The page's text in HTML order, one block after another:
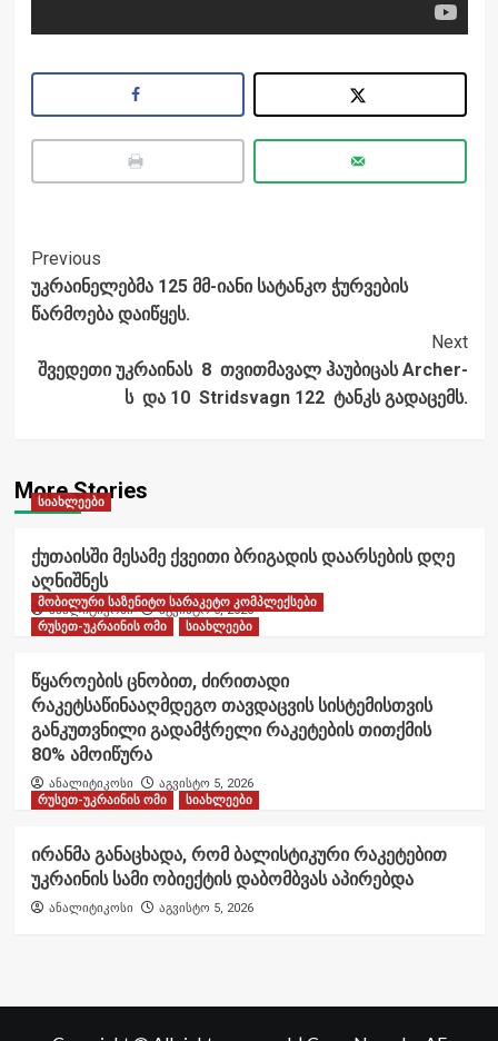
Post
Navigation
Previous
უკრაინელებმა 125 მმ-იანი სატანკო ჭურვების
წარმოება დაიწყეს.
Next
შვედეთი უკრაინას 8 თვითმავალ ჰაუბიცას Archer-
ს და 10 Stridsvagn 122 ტანკს გადაცემს.
More Stories
სიახლეები
ქუთაისში მესამე ქვეითი ბრიგადის დაარსების დღე
აღნიშნეს
ანალიტიკოსი აგვისტო 6, 2026
მობილური საზენიტო სარაკეტო კომპლექსები
რუსეთ-უკრაინის ომი
სიახლეები
წყაროების ცნობით, ძირითადი
რაკეტსაწინააღმდეგო თავდაცვის სისტემისთვის
განკუთვნილი გადამჭრელი რაკეტების თითქმის
80% ამოიწურა
ანალიტიკოსი
აგვისტო 5, 2026
რუსეთ-უკრაინის ომი
სიახლეები
ირანმა განაცხადა, რომ ბალისტიკური რაკეტებით
უკრაინის სამი ობიექტის დაბომბვას აპირებდა
ანალიტიკოსი აგვისტო 5, 2026